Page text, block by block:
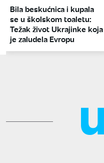
Bila beskućnica i kupala
se u školskom toaletu:
Težak život Ukrajinke koja
je zaludela Evropu